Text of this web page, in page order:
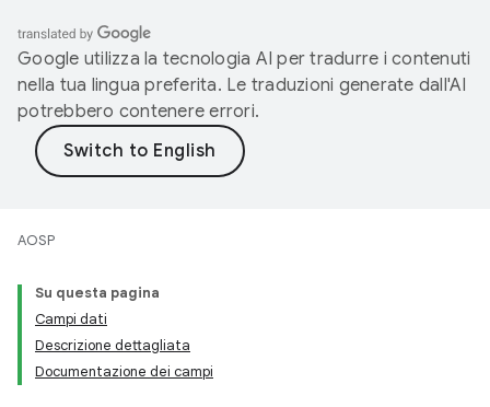
Google utilizza la tecnologia AI per tradurre i contenuti
nella tua lingua preferita. Le traduzioni generate dall'AI
potrebbero contenere errori.
AOSP
Su questa pagina
Campi dati
Descrizione dettagliata
Documentazione dei campi